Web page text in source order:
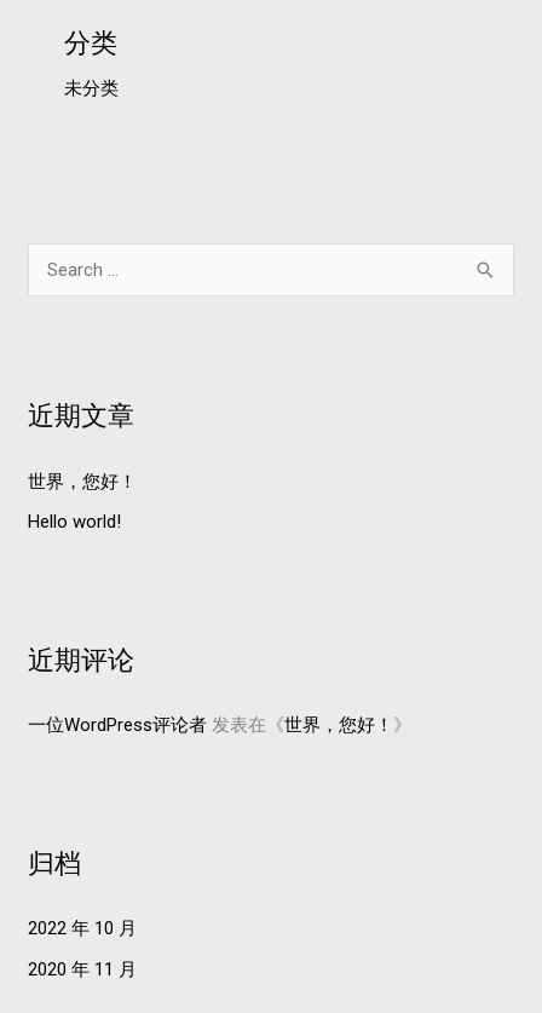
分类
未分类
近期文章
世界，您好！
Hello world!
近期评论
一位WordPress评论者 发表在《世界，您好！ 》
归档
2022 年 10 月
2020 年 11 月